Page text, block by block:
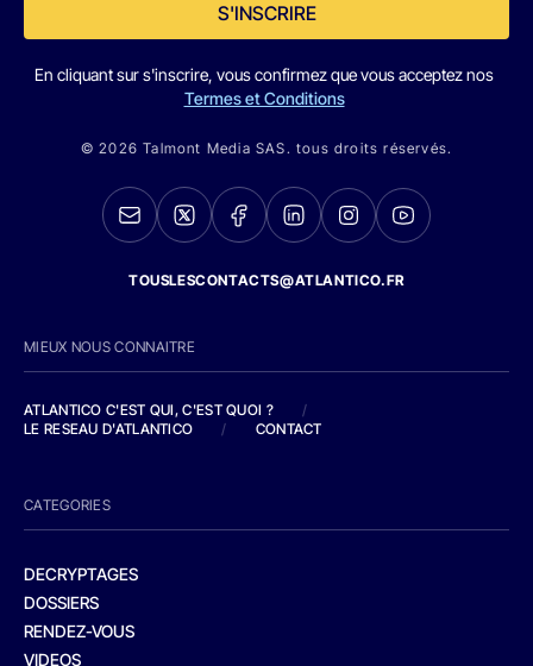
S'INSCRIRE
En cliquant sur s'inscrire, vous confirmez que vous acceptez nos
Termes et Conditions
© 2026 Talmont Media SAS. tous droits réservés.
TOUSLESCONTACTS@ATLANTICO.FR
MIEUX NOUS CONNAITRE
ATLANTICO C'EST QUI, C'EST QUOI ?
/
LE RESEAU D'ATLANTICO
/ CONTACT
CATEGORIES
DECRYPTAGES
DOSSIERS
RENDEZ-VOUS
VIDEOS